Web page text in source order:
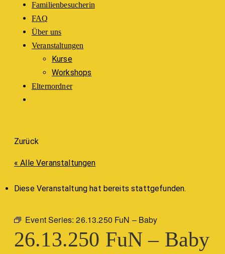
Familienbesucherin
FAQ
Über uns
Veranstaltungen
Kurse
Workshops
Elternordner
Zurück
« Alle Veranstaltungen
Diese Veranstaltung hat bereits stattgefunden.
Event Series:26.13.250 FuN – Baby
26.13.250 FuN – Baby